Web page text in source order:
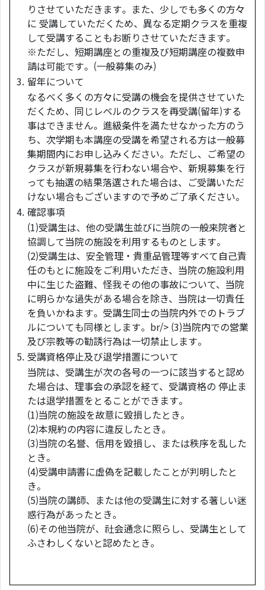
りさせていただきます。また、少しでも多くの方々
に 受講していただくため、異なる定期クラスを重複
して受講することもお断りさせていただきます。
※ただし、短期講座との重複及び短期講座の複数申
請は可能です。(一般募集のみ)
3. 留年について
なるべく多くの方々に受講の機会を提供させていた
だくため、同じレベルのクラスを再受講(留年)する
事はできません。進級条件を満たせなかった方のう
ち、次学期も本講座の受講を希望される方は一般募
集期間内にお申し込みください。ただし、ご希望の
クラスが新規募集を行わない場合や、新規募集を行
っても抽選の結果落選された場合は、ご受講いただ
けない場合もございますので予めご了承ください。
4. 確認事項
(1)受講生は、他の受講生並びに当院の一般来院者と
協調して当院の施設を利用するものとします。
(2)受講生は、安全管理・貴重品管理等すべて自己責
任のもとに施設をご利用いただき、当院の施設利用
中に生じた盗難、怪我その他の事故について、当院
に明らかな過失がある場合を除き、当院は一切責任
を負いかねます。受講生同士の当院内外でのトラブ
ルについても同様とします。br/> (3)当院内での営業
及び宗教等の勧誘行為は一切禁止します。
5. 受講資格停止及び退学措置について
当院は、受講生が次の各号の一つに該当すると認め
た場合は、理事会の承認を経て、受講資格の 停止ま
たは退学措置をとることができます。
(1)当院の施設を故意に毀損したとき。
(2)本規約の内容に違反したとき。
(3)当院の名誉、信用を毀損し、または秩序を乱した
とき。
(4)受講申請書に虚偽を記載したことが判明したと
き。
(5)当院の講師、または他の受講生に対する著しい迷
惑行為があったとき。
(6)その他当院が、社会通念に照らし、受講生として
ふさわしくないと認めたとき。